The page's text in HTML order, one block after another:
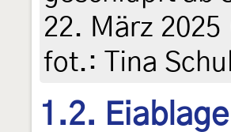
22. März
fot.: Tina
1.2. Eiablage